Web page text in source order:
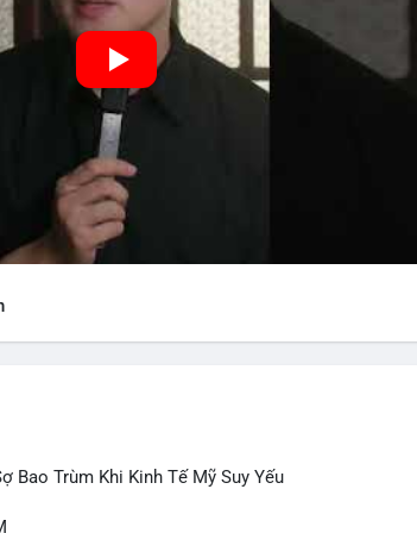
Bao Trùm Khi Kinh Tế Mỹ Suy Yếu